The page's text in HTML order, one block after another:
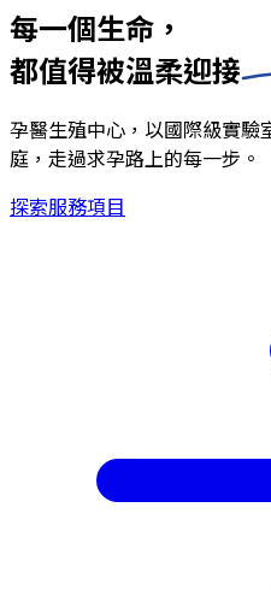
每一個生命，
都值得被溫柔迎接
孕醫生殖中心，以國際級實驗
庭，走過求孕路上的每一步。
探索服務項目